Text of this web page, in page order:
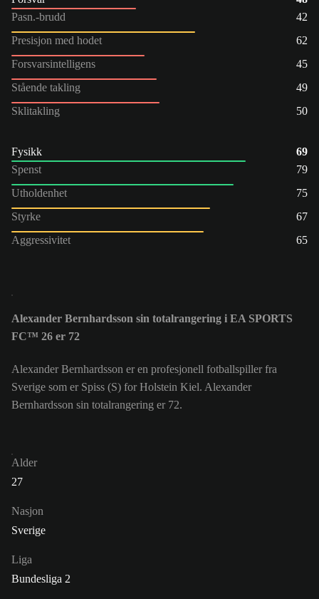
Pasn.-brudd
42
Presisjon med hodet
62
Forsvarsintelligens
45
Stående takling
49
Sklitakling
50
Fysikk
69
Spenst
79
Utholdenhet
75
Styrke
67
Aggressivitet
65
Alexander Bernhardsson sin totalrangering i EA SPORTS
FC™ 26 er 72
Alexander Bernhardsson er en profesjonell fotballspiller fra
Sverige som er Spiss (S) for Holstein Kiel. Alexander
Bernhardsson sin totalrangering er 72.
Alder
27
Nasjon
Sverige
Liga
Bundesliga 2